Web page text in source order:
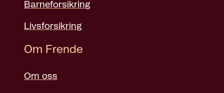
Barneforsikring
Livsforsikring
Om Frende
Om oss